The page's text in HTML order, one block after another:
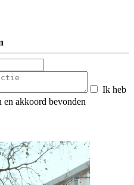
Ik heb
en akkoord bevonden